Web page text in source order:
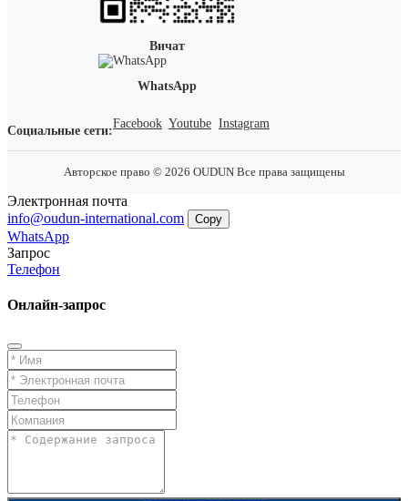
Вичат
WhatsApp
Социальные сети:Facebook Youtube Instagram
Авторское право © 2026 OUDUN Все права защищены
Электронная почта
info@oudun-international.com
Copy
WhatsApp
Запрос
Телефон
Онлайн-запрос